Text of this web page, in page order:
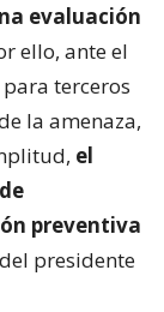
evaluación
ello, ante el
terceros
la amenaza,
el
preventiva
presidente